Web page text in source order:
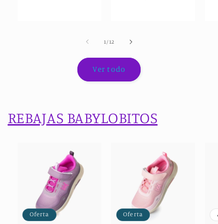
1 /de
12
Ver todo
REBAJAS BABYLOBITOS
Oferta Oferta